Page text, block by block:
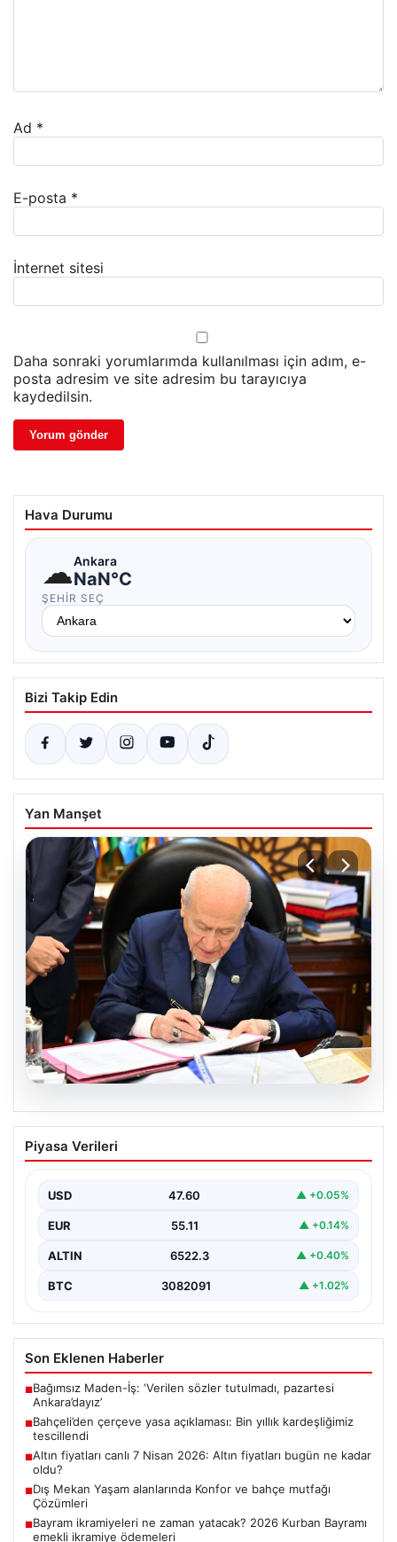
Ad *
E-posta *
İnternet sitesi
Daha sonraki yorumlarımda kullanılması için adım, e-
posta adresim ve site adresim bu tarayıcıya
kaydedilsin.
Hava Durumu
☁Ankara
NaN°C
ŞEHIR SEÇ
Bizi Takip Edin
Yan Manşet
Bahçeli’den çerçeve yasa açıklaması:
Bin yıllık kardeşliğimiz tescillendi
Piyasa Verileri
USD 47.60 ▲ +0.05%
EUR 55.11 ▲ +0.14%
ALTIN 6522.3 ▲ +0.40%
BTC 3082091 ▲ +1.02%
Son Eklenen Haberler
■Bağımsız Maden-İş: ‘Verilen sözler tutulmadı, pazartesi
Ankara’dayız’
■Bahçeli’den çerçeve yasa açıklaması: Bin yıllık kardeşliğimiz
tescillendi
■Altın fiyatları canlı 7 Nisan 2026: Altın fiyatları bugün ne kadar
oldu?
■Dış Mekan Yaşam alanlarında Konfor ve bahçe mutfağı
Çözümleri
■Bayram ikramiyeleri ne zaman yatacak? 2026 Kurban Bayramı
emekli ikramiye ödemeleri